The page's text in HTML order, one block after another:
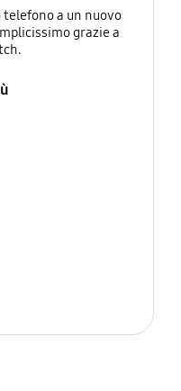
telefono a un nuovo
grazie a